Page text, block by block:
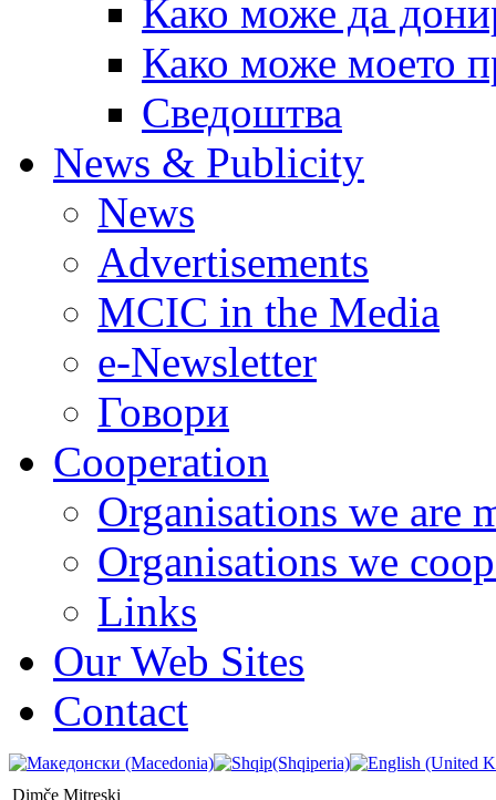
Како може да
Како може моето
Сведоштва
News & Publicity
News
Advertisements
MCIC in the Media
e-Newsletter
Говори
Cooperation
Organisations we are
Organisations we
Links
Our Web Sites
Contact
Dimče Mitreski